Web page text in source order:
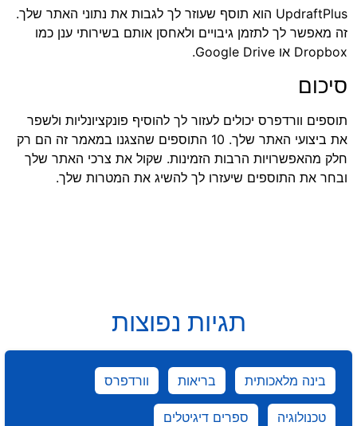
UpdraftPlus הוא תוסף שעוזר לך לגבות את נתוני האתר שלך.
זה מאפשר לך לתזמן גיבויים ולאחסן אותם בשירותי ענן כמו
Dropbox או Google Drive.
סיכום
תוספים וורדפרס יכולים לעזור לך להוסיף פונקציונליות ולשפר
את ביצועי האתר שלך. 10 התוספים שהצגנו במאמר זה הם רק
חלק מהאפשרויות הרבות הזמינות. שקול את צרכי האתר שלך
ובחר את התוספים שיעזרו לך להשיג את המטרות שלך.
תגיות נפוצות
בינה מלאכותית בריאות וורדפרס
טכנולוגיה ספרים דיגיטלים